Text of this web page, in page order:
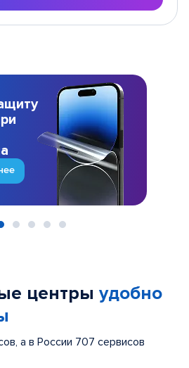
центры удобно
а в России 707 сервисов